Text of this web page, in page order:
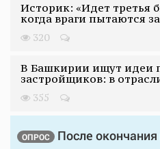
Историк: «Идет третья
когда враги пытаются
320
В Башкирии ищут идеи
застройщиков: в
355
ОПРОС После